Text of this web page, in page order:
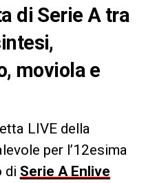
di Serie A tra
moviola e
LIVE della
per l’12esima
di Serie A Enlive